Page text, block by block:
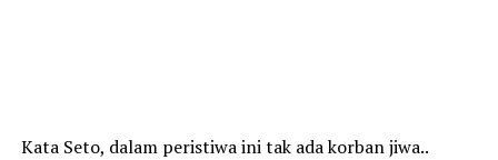
Kata Seto, dalam peristiwa ini tak ada korban jiwa..